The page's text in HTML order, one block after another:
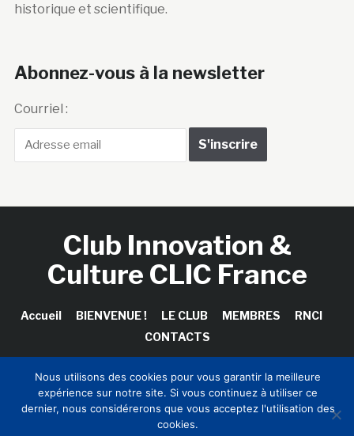
historique et scientifique.
Abonnez-vous à la newsletter
Courriel :
Club Innovation &
Culture CLIC France
Accueil BIENVENUE ! LE CLUB MEMBRES
RNCI
CONTACTS
Copyright © 2026 Club Innovation & Culture CLIC France /
Sinapses Conseils
Nous utilisons des cookies pour vous garantir la meilleure
expérience sur notre site. Si vous continuez à utiliser ce
dernier, nous considérerons que vous acceptez l'utilisation des
cookies.